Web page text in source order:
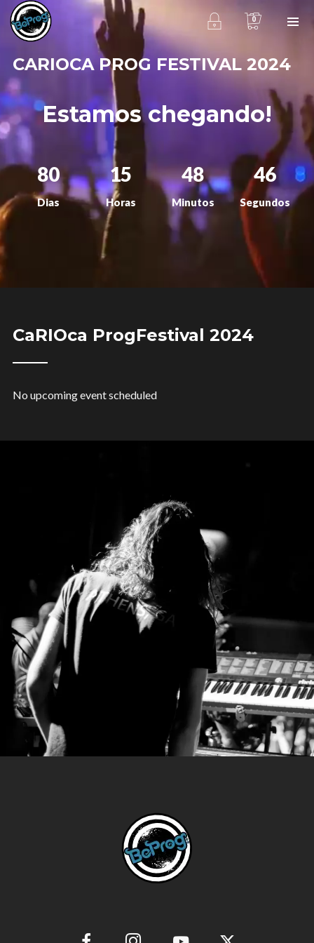
0
CARIOCA PROG FESTIVAL 2024
Estamos chegando!
80
Dias
15
Horas
48
Minutos
46
Segundos
CaRIOca ProgFestival 2024
No upcoming event scheduled